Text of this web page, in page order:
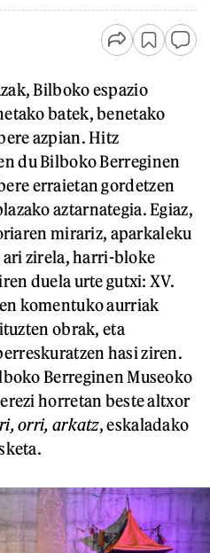
Bilboko espazio
batek, benetako
azpian. Hitz
du Bilboko Berreginen
erraietan gordetzen
aztarnategia. Egiaz,
mirariz, aparkaleku
zirela, harri-bloke
duela urte gutxi: XV.
komentuko aurriak
obrak, eta
hasi ziren.
Berreginen Museoko
horretan beste altxor
orri, arkatz, eskaladako